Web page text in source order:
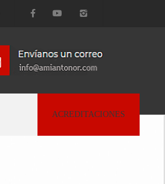
ACREDITACIONES